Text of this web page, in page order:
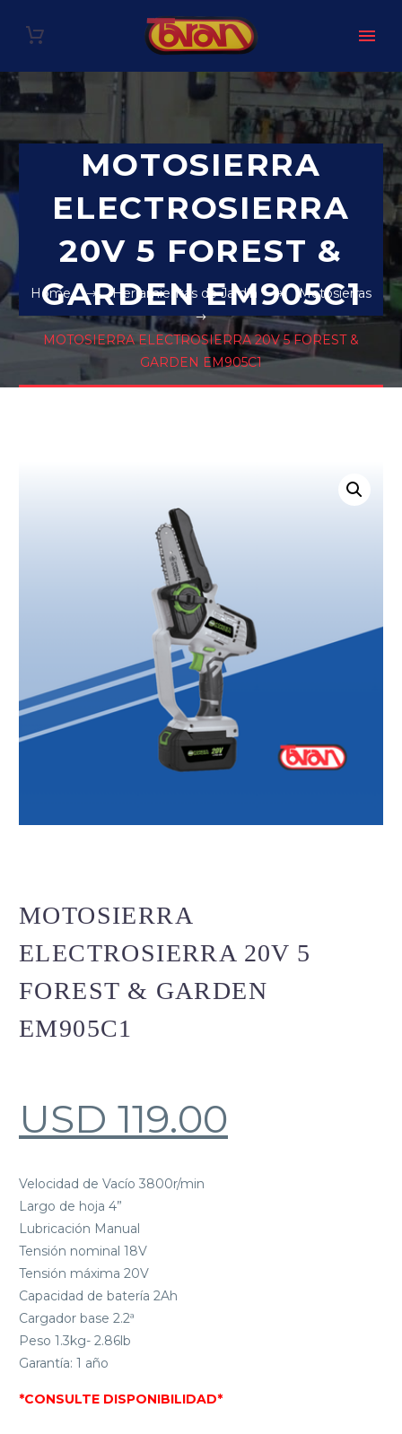
MOTOSIERRA
ELECTROSIERRA
20V 5 FOREST &
GARDEN EM905C1
Home Herramientas de Jardín Motosierras
MOTOSIERRA ELECTROSIERRA 20V 5 FOREST &
GARDEN EM905C1
MOTOSIERRA
ELECTROSIERRA 20V 5
FOREST & GARDEN
EM905C1
USD 119.00
Velocidad de Vacío 3800r/min
Largo de hoja 4”
Lubricación Manual
Tensión nominal 18V
Tensión máxima 20V
Capacidad de batería 2Ah
Cargador base 2.2ª
Peso 1.3kg- 2.86lb
Garantía: 1 año
*CONSULTE DISPONIBILIDAD*